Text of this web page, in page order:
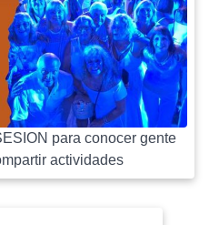
para conocer gente
actividades